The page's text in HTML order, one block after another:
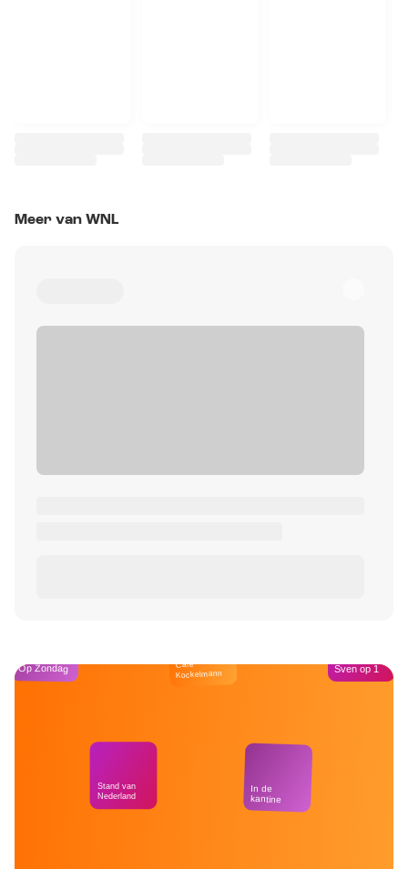
Meer van WNL
Op Zondag
Stand van
Nederland
Café
Kockelmann
In de
kantine
Sven op 1